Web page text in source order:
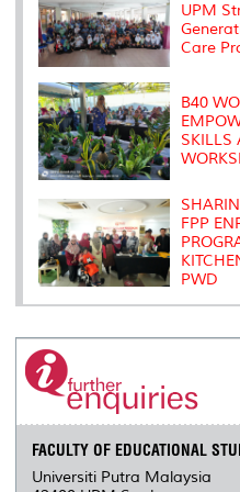
UPM
Care
B40
SKILLS
FPP
PWD
FACULTY OF EDUCATIONAL
Universiti Putra Malaysia